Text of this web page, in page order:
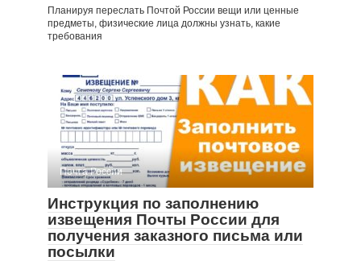
Планируя переслать Почтой России вещи или ценные
предметы, физические лица должны узнать, какие
требования
Почта России
Инструкция по заполнению
извещения Почты России для
получения заказного письма или
посылки